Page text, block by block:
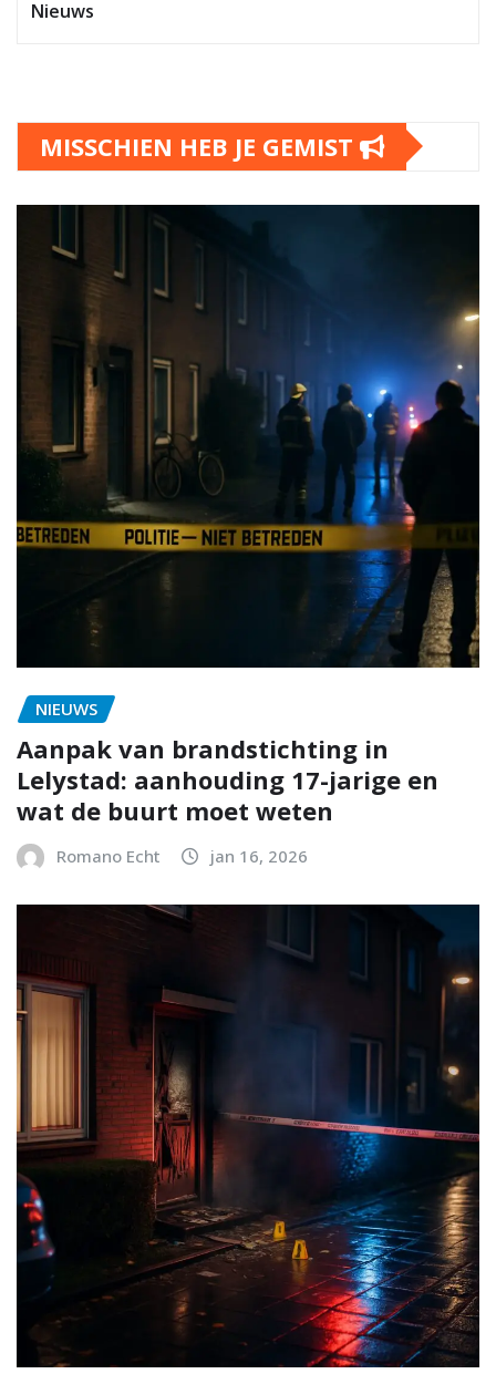
Nieuws
MISSCHIEN HEB JE GEMIST
NIEUWS
Aanpak van brandstichting in
Lelystad: aanhouding 17-jarige en
wat de buurt moet weten
Romano Echt jan 16, 2026